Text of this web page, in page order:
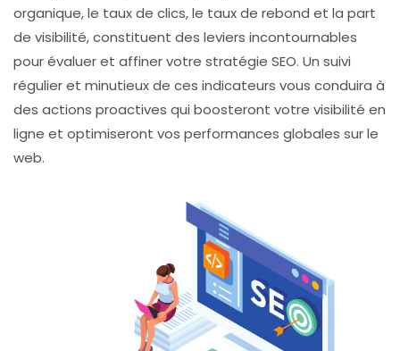
organique, le taux de clics, le taux de rebond et la part
de visibilité, constituent des leviers incontournables
pour évaluer et affiner votre stratégie SEO. Un suivi
régulier et minutieux de ces indicateurs vous conduira à
des actions proactives qui boosteront votre visibilité en
ligne et optimiseront vos performances globales sur le
web.